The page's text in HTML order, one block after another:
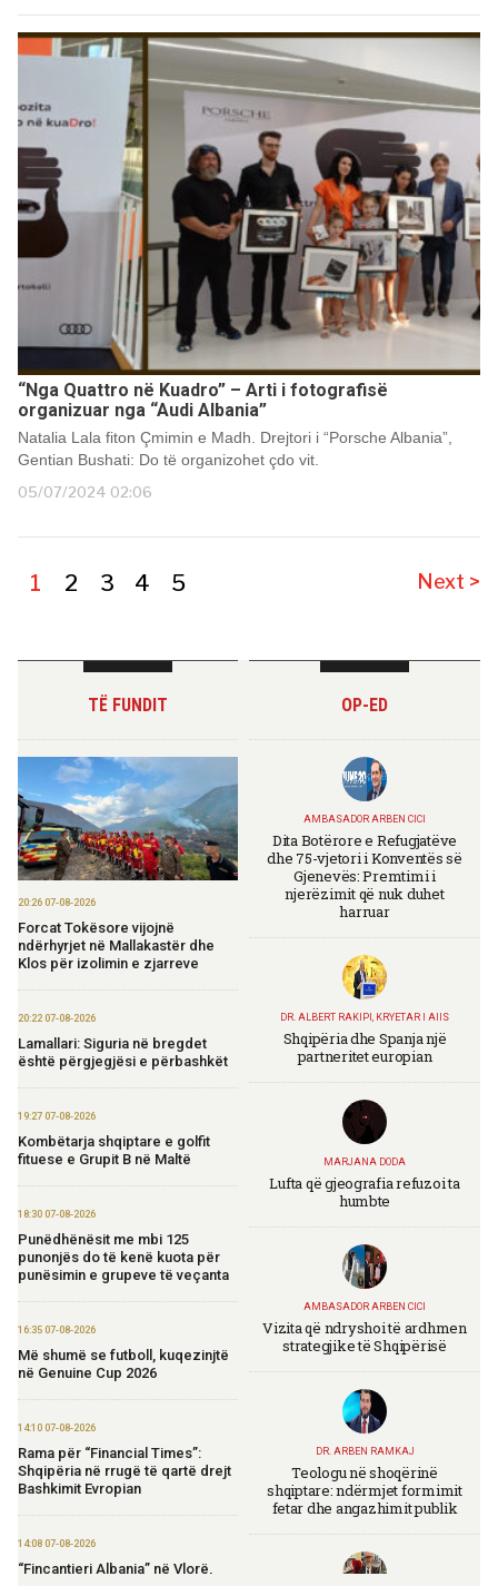
“Nga Quattro në Kuadro” – Arti i fotografisë
organizuar nga “Audi Albania”
Natalia Lala fiton Çmimin e Madh. Drejtori i “Porsche Albania”,
Gentian Bushati: Do të organizohet çdo vit.
05/07/2024 02:06
1 2 3 4 5 Next >
TË FUNDIT
20:26 07-08-2026
Forcat Tokësore vijojnë
ndërhyrjet në Mallakastër dhe
Klos për izolimin e zjarreve
20:22 07-08-2026
Lamallari: Siguria në bregdet
është përgjegjësi e përbashkët
19:27 07-08-2026
Kombëtarja shqiptare e golfit
fituese e Grupit B në Maltë
18:30 07-08-2026
Punëdhënësit me mbi 125
punonjës do të kenë kuota për
punësimin e grupeve të veçanta
16:35 07-08-2026
Më shumë se futboll, kuqezinjtë
në Genuine Cup 2026
14:10 07-08-2026
Rama për “Financial Times”:
Shqipëria në rrugë të qartë drejt
Bashkimit Evropian
14:08 07-08-2026
“Fincantieri Albania” në Vlorë,
OP-ED
AMBASADOR ARBEN CICI
Dita Botërore e Refugjatëve
dhe 75-vjetori i Konventës së
Gjenevës: Premtimi i
njerëzimit që nuk duhet
harruar
DR. ALBERT RAKIPI, KRYETAR I AIIS
Shqipëria dhe Spanja një
partneritet europian
MARJANA DODA
Lufta që gjeografia refuzoi ta
humbte
AMBASADOR ARBEN CICI
Vizita që ndryshoi të ardhmen
strategjike të Shqipërisë
DR. ARBEN RAMKAJ
Teologu në shoqërinë
shqiptare: ndërmjet formimit
fetar dhe angazhimit publik